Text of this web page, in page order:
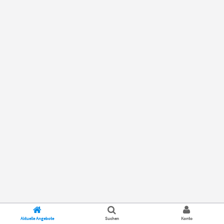
Aktuelle Angebote Suchen Konto